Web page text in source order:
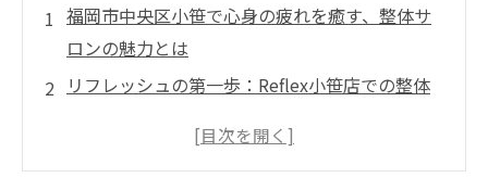
福岡市中央区小笹で心身の疲れを癒す、整体サ
ロンの魅力とは
リフレッシュの第一歩：Reflex小笹店での整体
経験豊富なスタッフが提供する、あなただけの